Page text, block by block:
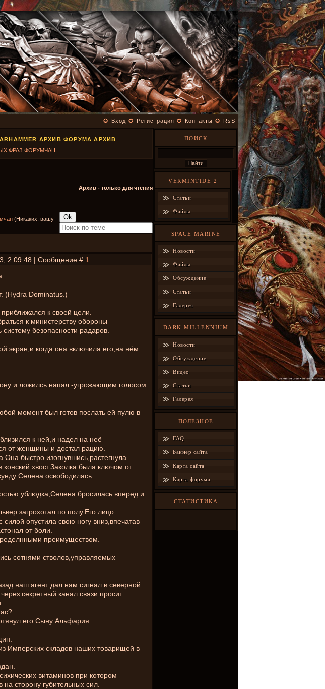
✪ Вход ✪ Регистрация ✪ Контакты ✪ RsS
АРХИВ ФОРУМА АРХИВ
ФРАЗ ФОРУМЧАН.
Архив - только для чтения
(Никаких, вашу
2:09:48 | Сообщение # 1
(Hydra Dominatus.)
к своей цели.
к министерству обороны
безопасности радаров.
экран,и когда она включила его,на нём
и ложилсь напал.-угрожающим голосом
момент был готов послать ей пулю в
к ней,и надел на неё
от женщины и достал рацию.
быстро изогнувшись,растегнула
хвост.Заколка была ключом от
Селена освободилась.
ублюдка,Селена бросилась вперед и
загрохотал по полу.Его лицо
опустила свою ногу вниз,впечатав
от боли.
преимуществом.
сотнями стволов,управляемых
наш агент дал нам сигнал в северной
секретный канал связи просит
его Сыну Альфария.
Имперских складов наших товарищей в
витаминов при котором
сторону губительных сил.
ПОИСК
VERMINTIDE 2
Статьи
Файлы
SPACE MARINE
Новости
Файлы
Обсуждение
Статьи
Галерея
DARK MILLENNIUM
Новости
Обсуждение
Видео
Статьи
Галерея
ПОЛЕЗНОЕ
FAQ
Баннер сайта
Карта сайта
Карта форума
СТАТИСТИКА